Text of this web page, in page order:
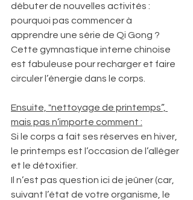
débuter de nouvelles activités :
pourquoi pas commencer à
apprendre une série de Qi Gong ?
Cette gymnastique interne chinoise
est fabuleuse pour recharger et faire
circuler l’énergie dans le corps.
Ensuite, "nettoyage de printemps”,
mais pas n’importe comment :
Si le corps a fait ses réserves en hiver,
le printemps est l’occasion de l’alléger
et le détoxifier.
Il n’est pas question ici de jeûner (car,
suivant l’état de votre organisme, le